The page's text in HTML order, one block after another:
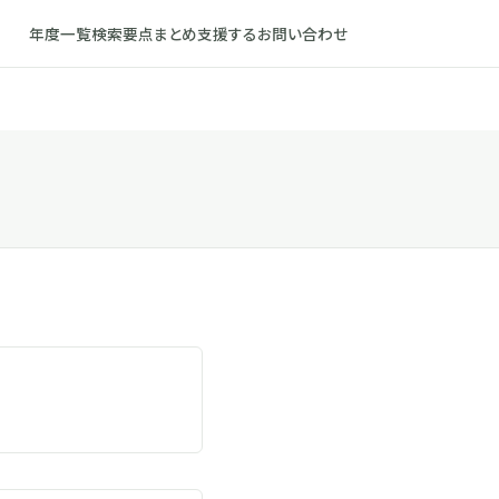
年度一覧検索要点まとめ支援するお問い合わせ